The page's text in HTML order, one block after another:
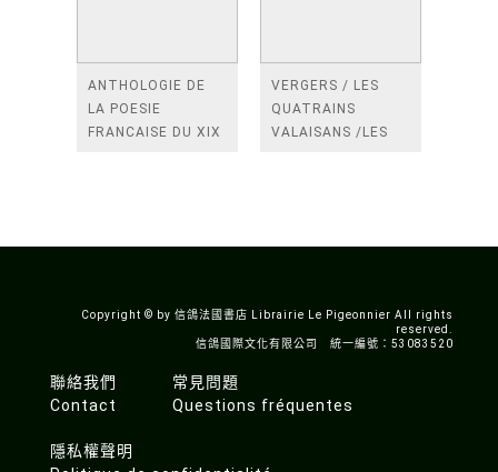
ANTHOLOGIE DE
LA POESIE
FRANCAISE DU XIX
VERGERS / LES
QUATRAINS
VALAISANS /LES
Copyright © by 信鴿法國書店 Librairie Le Pigeonnier All rights
reserved.
信鴿國際文化有限公司 統一編號：53083520
聯絡我們
Contact
常見問題
Questions fréquentes
隱私權聲明